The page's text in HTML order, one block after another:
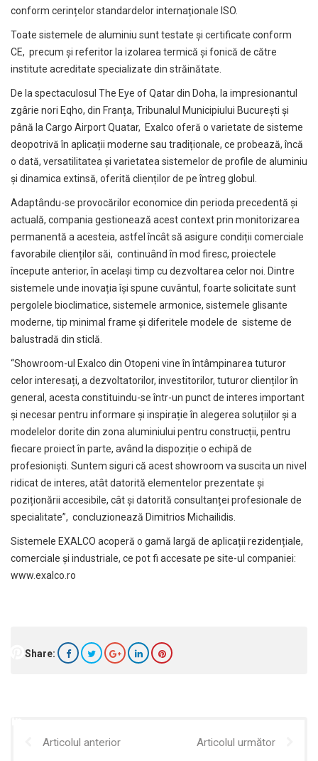
conform cerințelor standardelor internaționale ISO.
Toate sistemele de aluminiu sunt testate și certificate conform
CE, precum și referitor la izolarea termică și fonică de către
institute acreditate specializate din străinătate.
De la spectaculosul The Eye of Qatar din Doha, la impresionantul
zgârie nori Eqho, din Franța, Tribunalul Municipiului București și
până la Cargo Airport Quatar, Exalco oferă o varietate de sisteme
deopotrivă în aplicații moderne sau tradiționale, ce probează, încă
o dată, versatilitatea și varietatea sistemelor de profile de aluminiu
și dinamica extinsă, oferită clienților de pe întreg globul.
Adaptându-se provocărilor economice din perioda precedentă și
actuală, compania gestionează acest context prin monitorizarea
permanentă a acesteia, astfel încât să asigure condiții comerciale
favorabile clienților săi, continuând în mod firesc, proiectele
începute anterior, în același timp cu dezvoltarea celor noi. Dintre
sistemele unde inovația își spune cuvântul, foarte solicitate sunt
pergolele bioclimatice, sistemele armonice, sistemele glisante
moderne, tip minimal frame și diferitele modele de sisteme de
balustradă din sticlă.
“Showroom-ul Exalco din Otopeni vine în întâmpinarea tuturor
celor interesați, a dezvoltatorilor, investitorilor, tuturor clienților în
general, acesta constituindu-se într-un punct de interes important
și necesar pentru informare și inspirație în alegerea soluțiilor și a
modelelor dorite din zona aluminiului pentru construcții, pentru
fiecare proiect în parte, având la dispoziție o echipă de
profesioniști. Suntem siguri că acest showroom va suscita un nivel
ridicat de interes, atât datorită elementelor prezentate și
poziționării accesibile, cât și datorită consultanței profesionale de
specialitate”, concluzionează Dimitrios Michailidis.
Sistemele EXALCO acoperă o gamă largă de aplicații rezidențiale,
comerciale și industriale, ce pot fi accesate pe site-ul companiei:
www.exalco.ro
Share:
Articolul anterior Articolul următor